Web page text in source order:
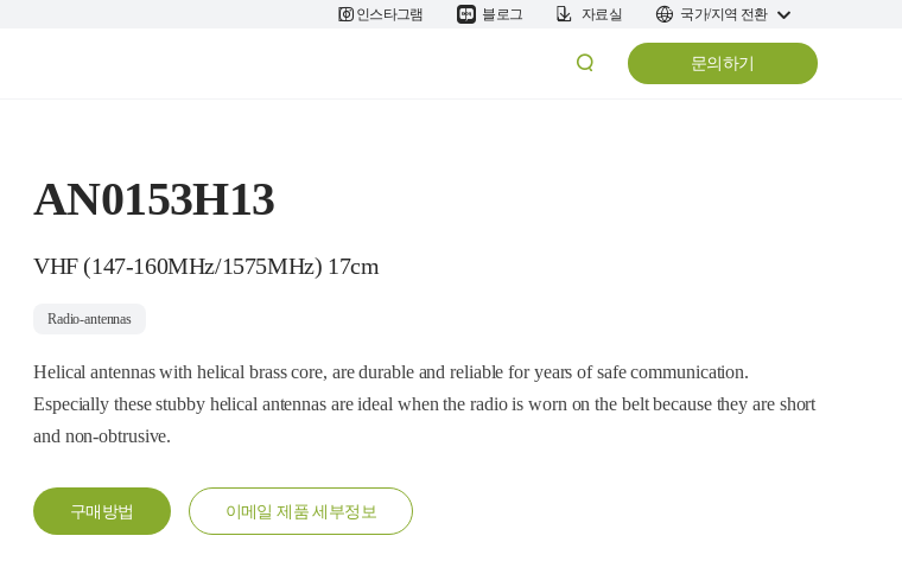
인스타그램 블로그 자료실 국가/지역 전환
문의하기
AN0153H13
VHF (147-160MHz/1575MHz) 17cm
Radio-antennas
Helical antennas with helical brass core, are durable and reliable for years of safe communication.
Especially these stubby helical antennas are ideal when the radio is worn on the belt because they are short
and non-obtrusive.
구매방법 이메일 제품 세부정보